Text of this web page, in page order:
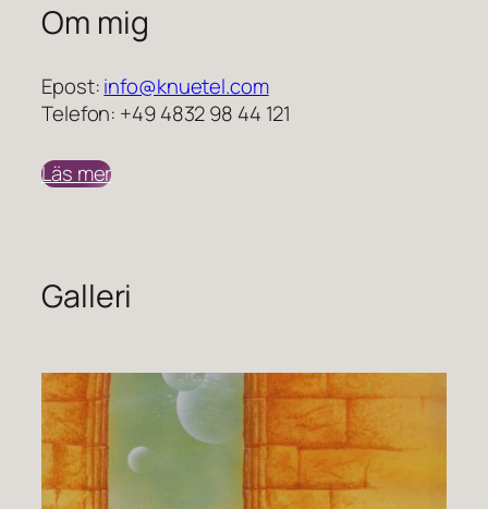
Om mig
Epost:info@knuetel.com
Telefon: +49 4832 98 44 121
Läs mer
Galleri